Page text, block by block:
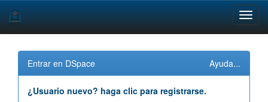
navigation
Entrar en DSpace Ayuda...
¿Usuario nuevo? haga clic para registrarse.